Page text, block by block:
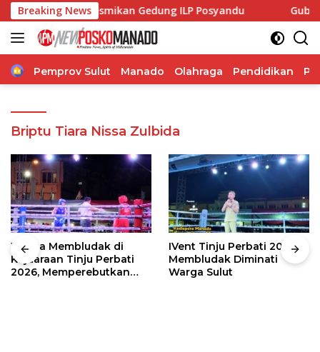
Langsung
ke
konten
Breaking News
Resmikan Gedung ILP Posyandu Gubernur
Home
Pemprov Sulut Manado Olahraga Pendidikan
Briptu Tiara Nissa Zulbida
Warga Membludak di
Kejuaraan Tinju Perbati
2026, Memperebutkan
IVent Tinju Perbati 2026
Membludak Diminati
Warga Sulut